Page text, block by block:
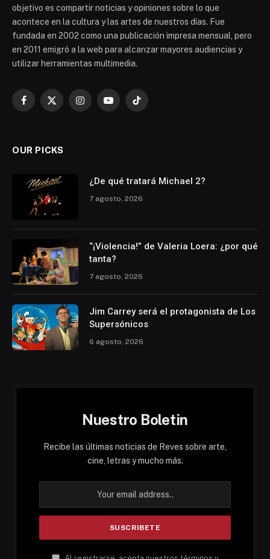
objetivo es compartir noticias y opiniones sobre lo que
acontece en la cultura y las artes de nuestros días. Fue
fundada en 2002 como una publicación impresa mensual, pero
en 2011 emigró a la web para alcanzar mayores audiencias y
utilizar herramientas multimedia.
Facebook
X
InstagramYouTubeTikTok
OUR PICKS
¿De qué tratará Michael 2?
7 agosto, 2026
“¡Violencia!” de Valeria Loera: ¿por qué
tanta?
7 agosto, 2026
Jim Carrey será el protagonista de Los
Supersónicos
6 agosto, 2026
Nuestro Boletin
Recibe las últimas noticias de Reves sobre arte,
cine, letras y mucho más.